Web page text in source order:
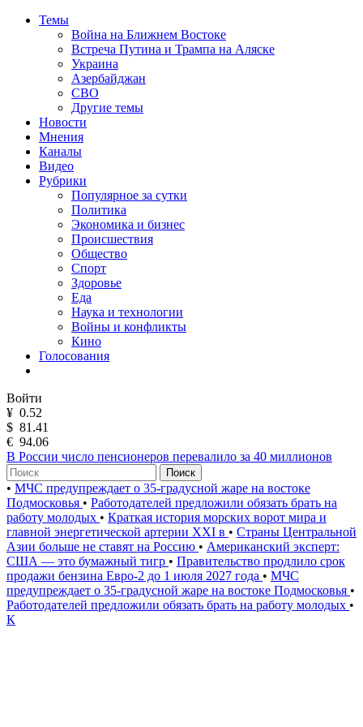
Темы
Война на Ближнем Востоке
Встреча Путина и Трампа на Аляске
Украина
Азербайджан
СВО
Другие темы
Новости
Мнения
Каналы
Видео
Рубрики
Популярное за сутки
Политика
Экономика и бизнес
Происшествия
Общество
Спорт
Здоровье
Еда
Наука и технологии
Войны и конфликты
Кино
Голосования
Войти
¥ 0.52
$ 81.41
€ 94.06
В России число пенсионеров перевалило за 40 миллионов
Поиск
• МЧС предупреждает о 35-градусной жаре на востоке
Подмосковья • Работодателей предложили обязать брать на
работу молодых • Краткая история морских ворот мира и
главной энергетической артерии XXI в • Страны Центральной
Азии больше не ставят на Россию • Американский эксперт:
США — это бумажный тигр • Правительство продлило срок
продажи бензина Евро-2 до 1 июля 2027 года • МЧС
предупреждает о 35-градусной жаре на востоке Подмосковья •
Работодателей предложили обязать брать на работу молодых •
К